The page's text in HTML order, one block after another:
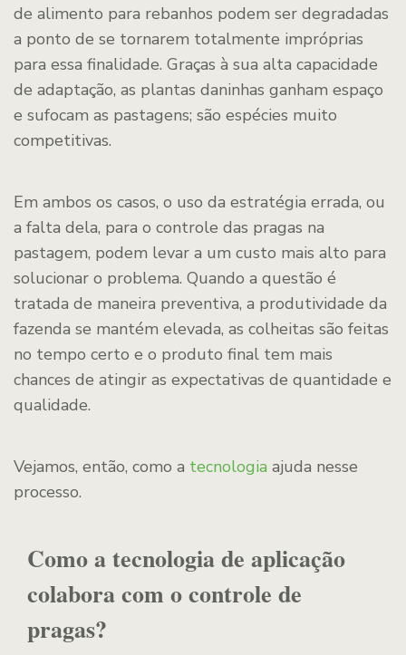
de alimento para rebanhos podem ser degradadas
a ponto de se tornarem totalmente impróprias
para essa finalidade. Graças à sua alta capacidade
de adaptação, as plantas daninhas ganham espaço
e sufocam as pastagens; são espécies muito
competitivas.
Em ambos os casos, o uso da estratégia errada, ou
a falta dela, para o controle das pragas na
pastagem, podem levar a um custo mais alto para
solucionar o problema. Quando a questão é
tratada de maneira preventiva, a produtividade da
fazenda se mantém elevada, as colheitas são feitas
no tempo certo e o produto final tem mais
chances de atingir as expectativas de quantidade e
qualidade.
Vejamos, então, como a tecnologia ajuda nesse
processo.
Como a tecnologia de aplicação
colabora com o controle de
pragas?